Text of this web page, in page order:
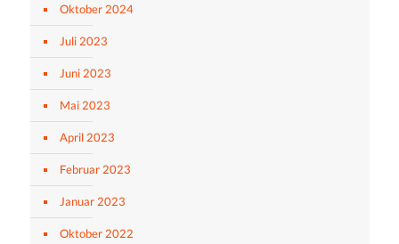
Oktober 2024
Juli 2023
Juni 2023
Mai 2023
April 2023
Februar 2023
Januar 2023
Oktober 2022